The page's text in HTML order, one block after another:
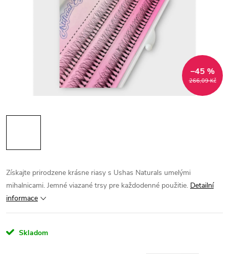
266,09 Kč
–45 %
Získajte prirodzene krásne riasy s Ushas Naturals umelými
mihalnicami. Jemné viazané trsy pre každodenné použitie. Detailní
informace
Skladom